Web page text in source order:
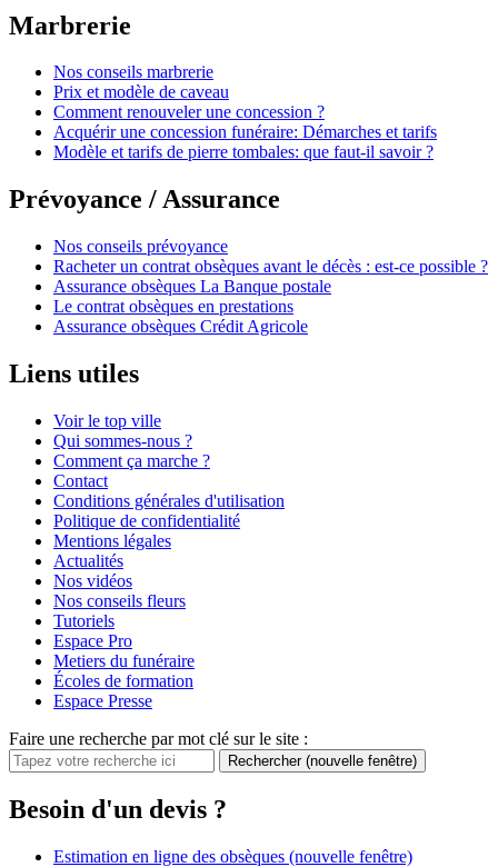
Marbrerie
Nos conseils marbrerie
Prix et modèle de caveau
Comment renouveler une concession ?
Acquérir une concession funéraire: Démarches et tarifs
Modèle et tarifs de pierre tombales: que faut-il savoir ?
Prévoyance / Assurance
Nos conseils prévoyance
Racheter un contrat obsèques avant le décès : est-ce possible ?
Assurance obsèques La Banque postale
Le contrat obsèques en prestations
Assurance obsèques Crédit Agricole
Liens utiles
Voir le top ville
Qui sommes-nous ?
Comment ça marche ?
Contact
Conditions générales d'utilisation
Politique de confidentialité
Mentions légales
Actualités
Nos vidéos
Nos conseils fleurs
Tutoriels
Espace Pro
Metiers du funéraire
Écoles de formation
Espace Presse
Faire une recherche par mot clé sur le site :
Rechercher (nouvelle fenêtre)
Besoin d'un devis ?
Estimation en ligne des obsèques (nouvelle fenêtre)